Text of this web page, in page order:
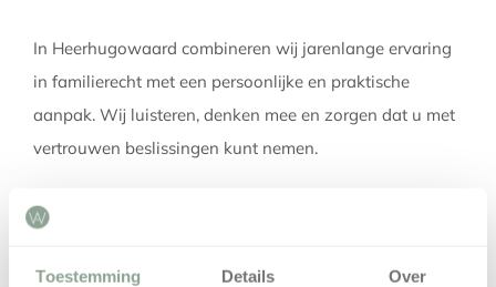
Toestemming Details Over
In Heerhugowaard combineren wij jarenlange ervaring
in familierecht met een persoonlijke en praktische
aanpak. Wij luisteren, denken mee en zorgen dat u met
vertrouwen beslissingen kunt nemen.
Neem contact op
Wilt u meer weten over familierecht of mediation in